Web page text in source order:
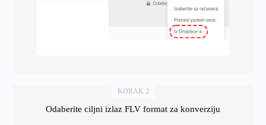
KORAK 2
Odaberite ciljni izlaz FLV format za konverziju